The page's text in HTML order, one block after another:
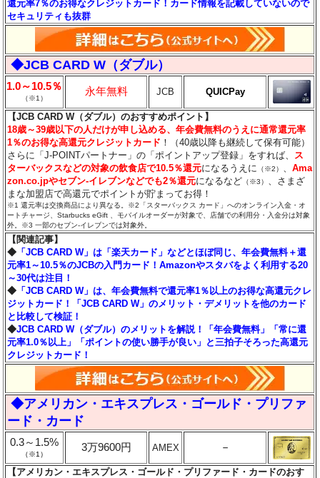
還元率7％のお得なクレジットカード！カード情報を記載していないので
セキュリティも抜群
◆JCB CARD W（ダブル）
1.0～10.5％
（※1）
永年無料 JCB QUICPay
【JCB CARD W（ダブル）のおすすめポイント】
18歳～39歳以下の人だけが申し込める、年会費無料のうえに通常還元率
1％のお得な高還元クレジットカード ！（40歳以降も継続して保有可能）
さらに「J-POINTパートナー」の「ポイントアップ登録」をすれば、
ス
ターバックスなどの対象の飲食店で10.5％還元になるうえに （※2） 、Ama
zon.co.jpやセブン‐イレブンなどでも2％還元になるなど （※3）
、さまざ
まな加盟店で高還元でポイントが貯まってお得！
※1 還元率は交換商品により異なる。※2「スターバックス カード」へのオンライン入金・オ
ートチャージ、Starbucks eGift 、モバイルオーダーが対象で、店舗での利用分・入金分は対象
外。※3 一部のセブン‐イレブンでは対象外。
【関連記事】
◆ 「JCB CARD W」は「楽天カード」などとほぼ同じ、年会費無料＋還
元率1～10.5％のJCBの入門カード！Amazonやスタバをよく利用する20
～30代は注目！
◆ 「JCB CARD W」は、年会費無料で還元率1％以上のお得な高還元クレ
ジットカード！「JCB CARD W」のメリット・デメリットを他のカード
と比較して検証！
◆JCB CARD W（ダブル）のメリットを解説！「年会費無料」「常に還
元率1.0％以上」「ポイントの使い勝手が良い」と三拍子そろった高還元
クレジットカード！
◆アメリカン・エキスプレス・ゴールド・プリファ
ード・カード
0.3～1.5%
（※1）
3万9600円 AMEX －
【アメリカン・エキスプレス・ゴールド・プリファード・カードのおす